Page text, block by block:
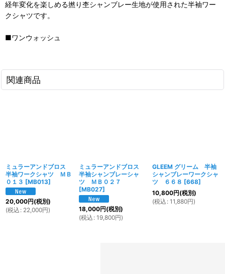
経年変化を楽しめる撚り杢シャンブレー生地が使用された半袖ワー
クシャツです。
■ワンウォッシュ
関連商品
ミュラーアンドブロス
半袖ワークシャツ ＭＢ
０１３ [MB013]
20,000円(税別)
(税込 : 22,000円)
ミュラーアンドブロス
半袖シャンブレーシャ
ツ ＭＢ０２７
[MB027]
18,000円(税別)
(税込 : 19,800円)
GLEEM グリーム 半袖
シャンブレーワークシャ
ツ ６６８ [668]
10,800円(税別)
(税込 : 11,880円)